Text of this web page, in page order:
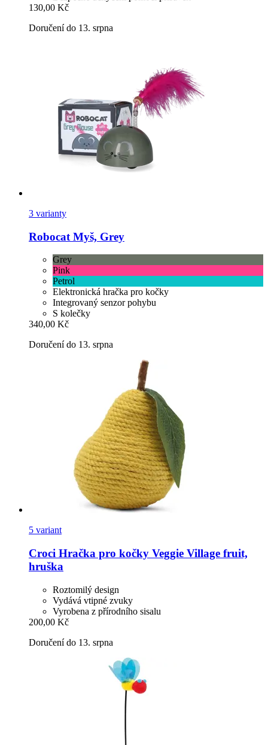
130,00 Kč
Doručení do 13. srpna
3 varianty
Robocat Myš, Grey
Grey
Pink
Petrol
Elektronická hračka pro kočky
Integrovaný senzor pohybu
S kolečky
340,00 Kč
Doručení do 13. srpna
5 variant
Croci Hračka pro kočky Veggie Village fruit,
hruška
Roztomilý design
Vydává vtipné zvuky
Vyrobena z přírodního sisalu
200,00 Kč
Doručení do 13. srpna